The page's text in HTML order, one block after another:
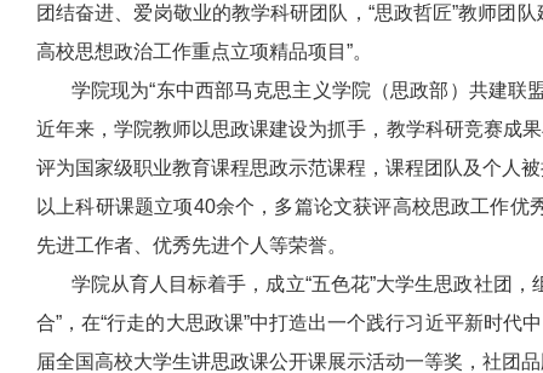
团结奋进、爱岗敬业的教学科研团队，“思政哲匠”教师团
高校思想政治工作重点立项精品项目”。
学院现为“东中西部马克思主义学院（思政部）共建联盟
近年来，学院教师以思政课建设为抓手，教学科研竞赛成
评为国家级职业教育课程思政示范课程，课程团队及个人
以上科研课题立项40余个，多篇论文获评高校思政工作优
先进工作者、优秀先进个人等荣誉。
学院从育人目标着手，成立“五色花”大学生思政社团，
合”，在“行走的大思政课”中打造出一个践行习近平新时
届全国高校大学生讲思政课公开课展示活动一等奖，社团